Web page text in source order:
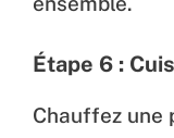
Étape 6 :
Chauffez une